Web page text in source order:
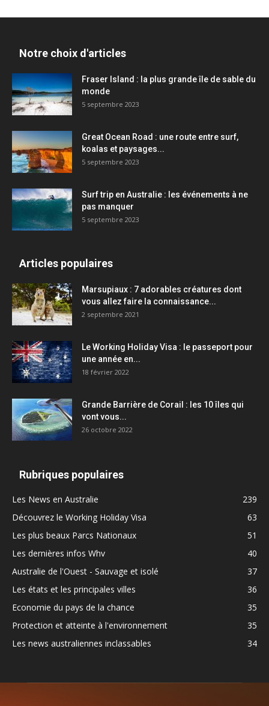
Notre choix d'articles
Fraser Island : la plus grande île de sable du
monde
5 septembre 2023
Great Ocean Road : une route entre surf,
koalas et paysages...
5 septembre 2023
Surf trip en Australie : les événements à ne
pas manquer
5 septembre 2023
Articles populaires
Marsupiaux : 7 adorables créatures dont
vous allez faire la connaissance...
2 septembre 2021
Le Working Holiday Visa : le passeport pour
une année en...
18 février 2022
Grande Barrière de Corail : les 10 îles qui
vont vous...
26 octobre 2022
Rubriques populaires
Les News en Australie
239
Découvrez le Working Holiday Visa
63
Les plus beaux Parcs Nationaux
51
Les dernières infos Whv
40
Australie de l'Ouest - Sauvage et isolé
37
Les états et les principales villes
36
Economie du pays de la chance
35
Protection et atteinte à l'environnement
35
Les news australiennes inclassables
34